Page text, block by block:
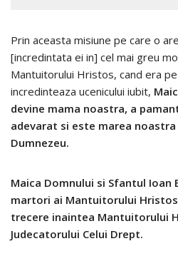
Prin aceasta misiune pe care o
[incredintata ei in] cel mai greu
Mantuitorului Hristos, cand era
incredinteaza ucenicului iubit,
devine mama noastra, a
adevarat si este marea
Dumnezeu.
Maica Domnului si Sfantul
martori ai Mantuitorului
trecere inaintea Mantuitorului
Judecatorului Celui Drept.